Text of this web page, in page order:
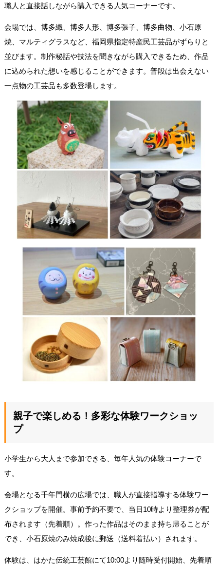
職人と直接話しながら購入できる人気コーナーです。
会場では、博多織、博多人形、博多張子、博多曲物、小石原
焼、マルティグラスなど、福岡県指定特産民工芸品がずらりと
並びます。制作秘話や技法を聞きながら購入できるため、作品
に込められた想いを感じることができます。普段は出会えない
一点物の工芸品も多数登場します。
親子で楽しめる！多彩な体験ワークショッ
プ
小学生から大人まで参加できる、毎年人気の体験コーナーで
す。
会場となる千年門横の広場では、職人が直接指導する体験ワー
クショップを開催。事前予約不要で、当日10時より整理券が配
布されます（先着順）。作った作品はそのまま持ち帰ることが
でき、小石原焼のみ焼成後に郵送（送料着払い）されます。
体験は、はかた伝統工芸館にて10:00より随時受付開始、先着順